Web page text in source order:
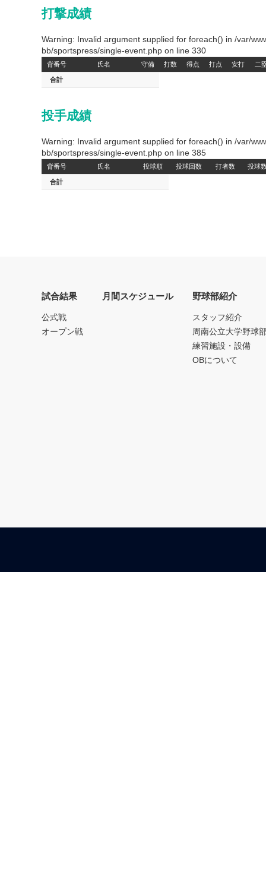
打撃成績
Warning: Invalid argument supplied for foreach() in /var/
bb/sportspress/single-event.php on line 330
背番号 氏名 守備 打数 得点 打点 安打 二
合計
投手成績
Warning: Invalid argument supplied for foreach() in /var/
bb/sportspress/single-event.php on line 385
背番号 氏名 投球順 投球回数 打者数 投球
合計
試合結果
公式戦
オープン戦
月間スケジュール 野球部紹介
スタッフ紹介
周南公立大学野球
練習施設・設備
OBについて